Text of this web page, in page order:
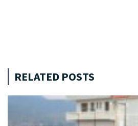
RELATED POSTS